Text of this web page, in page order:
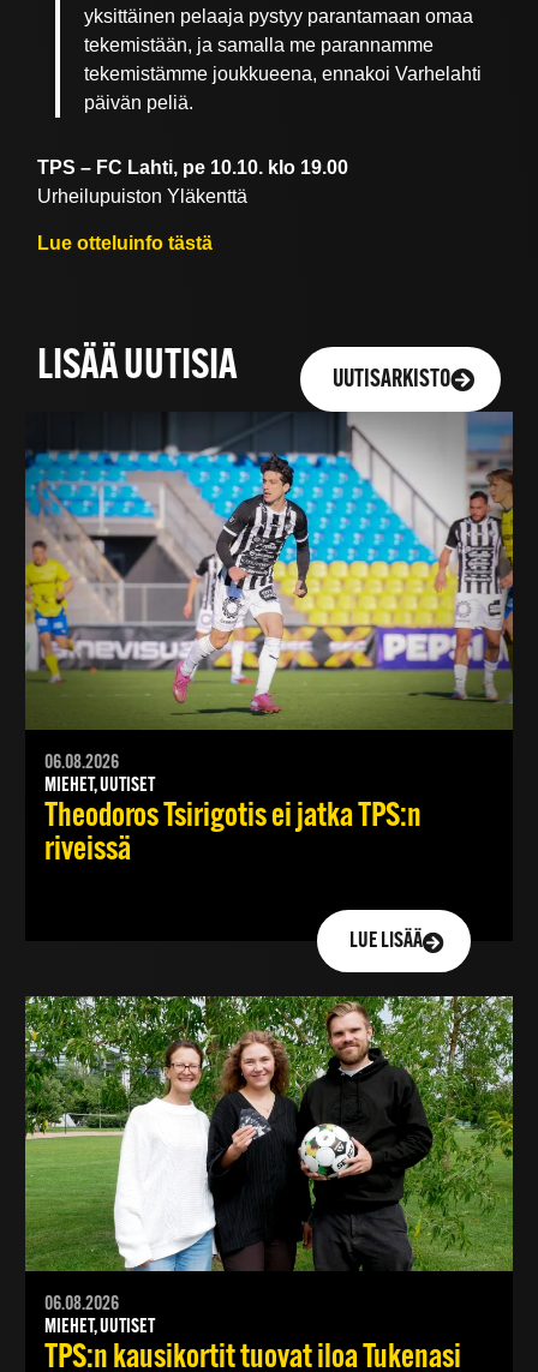
yksittäinen pelaaja pystyy parantamaan omaa
tekemistään, ja samalla me parannamme
tekemistämme joukkueena, ennakoi Varhelahti
päivän peliä.
TPS – FC Lahti, pe 10.10. klo 19.00
Urheilupuiston Yläkenttä
Lue otteluinfo tästä
LISÄÄ UUTISIA UUTISARKISTO
06.08.2026
MIEHET, UUTISET
Theodoros Tsirigotis ei jatka TPS:n
riveissä
LUE LISÄÄ
06.08.2026
MIEHET, UUTISET
TPS:n kausikortit tuovat iloa Tukenasi